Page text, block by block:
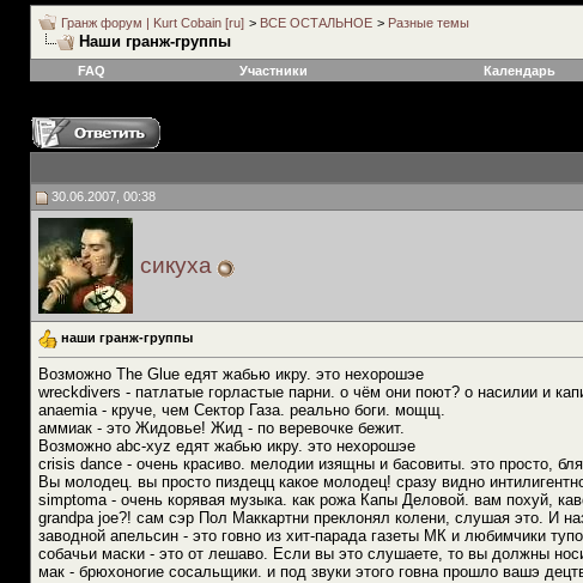
Гранж форум | Kurt Cobain [ru] > ВСЕ ОСТАЛЬНОЕ > Разные темы
Наши гранж-группы
FAQ
Участники Календарь
30.06.2007, 00:38
сикуха
наши гранж-группы
Возможно The Glue едят жабью икру. это нехорошэе
wreckdivers - патлатые горластые парни. о чём они поют? о насилии и
anaemia - круче, чем Сектор Газа. реально боги. мощщ.
аммиак - это Жидовье! Жид - по веревочке бежит.
Возможно abc-xyz едят жабью икру. это нехорошэе
crisis dance - очень красиво. мелодии изящны и басовиты. это просто,
Вы молодец. вы просто пиздецц какое молодец! сразу видно
simptoma - очень корявая музыка. как рожа Капы Деловой. вам похуй,
grandpa joe?! сам сэр Пол Маккартни преклонял колени, слушая это. И
заводной апельсин - это говно из хит-парада газеты МК и любимчики
собачьи маски - это от лешаво. Если вы это слушаете, то вы должны
мак - брюхоногие сосальщики. и под звуки этого говна прошло вашэ